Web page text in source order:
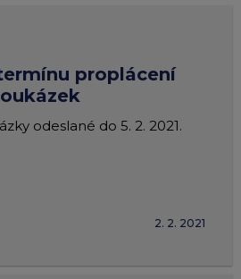
proplácení
odeslané do 5. 2. 2021.
2. 2. 2021